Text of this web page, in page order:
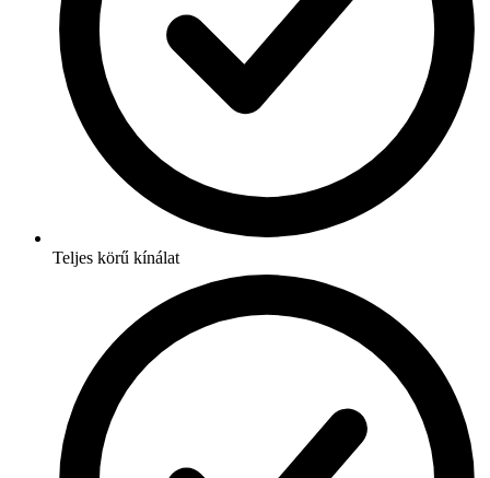
Teljes körű kínálat